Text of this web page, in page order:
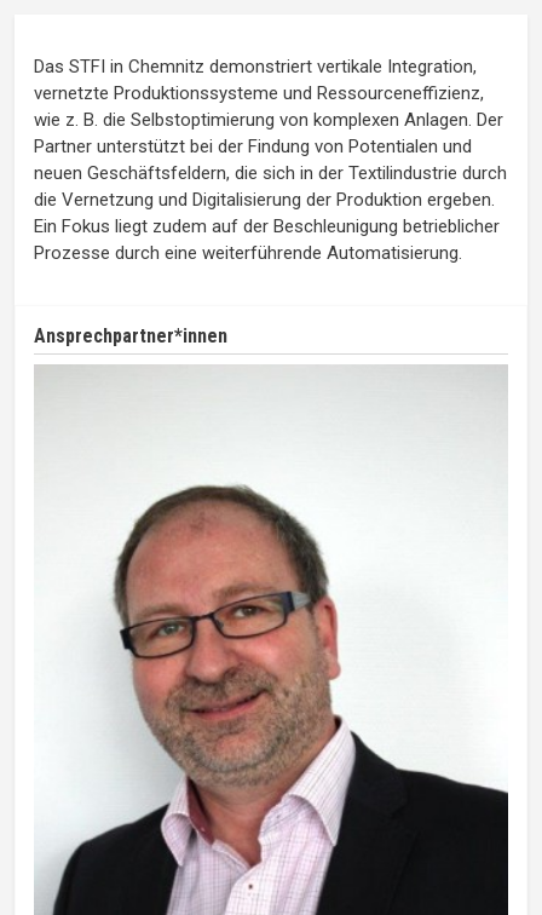
Das STFI in Chemnitz demonstriert vertikale Integration,
vernetzte Produktionssysteme und Ressourceneffizienz,
wie z. B. die Selbstoptimierung von komplexen Anlagen. Der
Partner unterstützt bei der Findung von Potentialen und
neuen Geschäftsfeldern, die sich in der Textilindustrie durch
die Vernetzung und Digitalisierung der Produktion ergeben.
Ein Fokus liegt zudem auf der Beschleunigung betrieblicher
Prozesse durch eine weiterführende Automatisierung.
Ansprechpartner*innen